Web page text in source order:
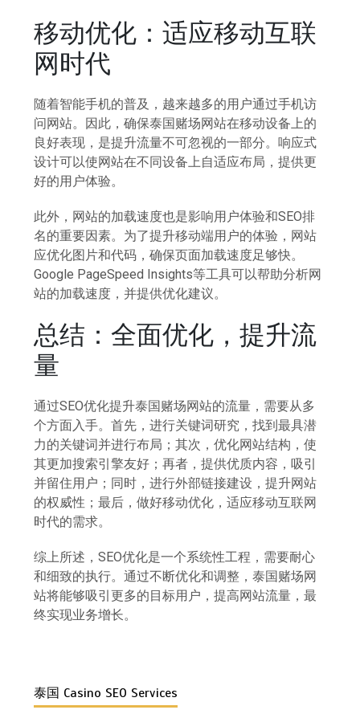
移动优化：适应移动互联
网时代
随着智能手机的普及，越来越多的用户通过手机访
问网站。因此，确保泰国赌场网站在移动设备上的
良好表现，是提升流量不可忽视的一部分。响应式
设计可以使网站在不同设备上自适应布局，提供更
好的用户体验。
此外，网站的加载速度也是影响用户体验和SEO排
名的重要因素。为了提升移动端用户的体验，网站
应优化图片和代码，确保页面加载速度足够快。
Google PageSpeed Insights等工具可以帮助分析网
站的加载速度，并提供优化建议。
总结：全面优化，提升流
量
通过SEO优化提升泰国赌场网站的流量，需要从多
个方面入手。首先，进行关键词研究，找到最具潜
力的关键词并进行布局；其次，优化网站结构，使
其更加搜索引擎友好；再者，提供优质内容，吸引
并留住用户；同时，进行外部链接建设，提升网站
的权威性；最后，做好移动优化，适应移动互联网
时代的需求。
综上所述，SEO优化是一个系统性工程，需要耐心
和细致的执行。通过不断优化和调整，泰国赌场网
站将能够吸引更多的目标用户，提高网站流量，最
终实现业务增长。
泰国 Casino SEO Services